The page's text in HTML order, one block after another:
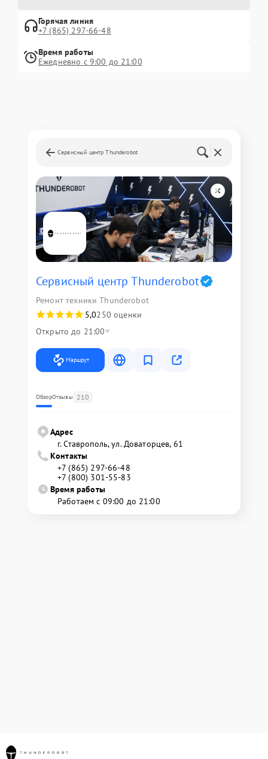
Горячая линия
+7 (865) 297-66-48
Время работы
Ежедневно с 9:00 до 21:00
Сервисный центр Thunderobot
Сервисный центр Thunderobot
Ремонт техники Thunderobot
5,0250 оценки
Открыто до 21:00
Маршрут
ОбзорОтзывы 210
Адрес
г. Ставрополь, ул. Доваторцев, 61
Контакты
+7 (865) 297-66-48
+7 (800) 301-55-83
Время работы
Работаем с 09:00 до 21:00